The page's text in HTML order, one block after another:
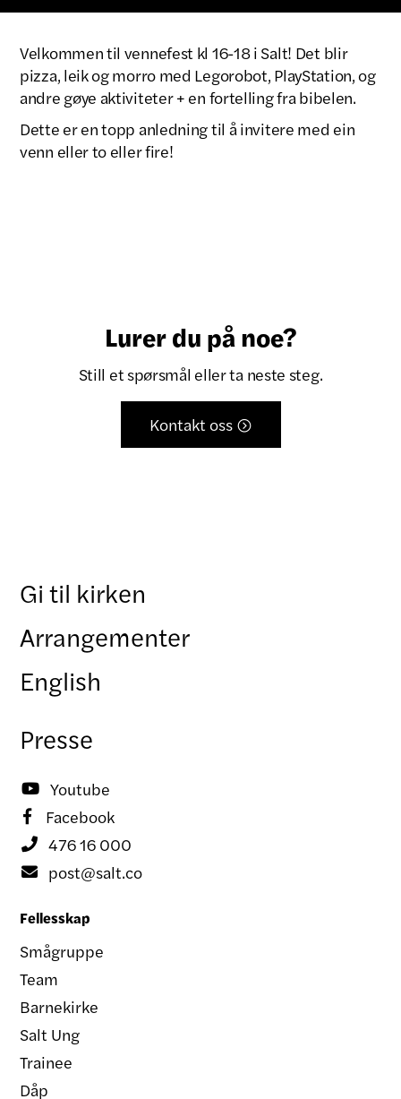
Velkommen til vennefest kl 16-18 i Salt! Det blir
pizza, leik og morro med Legorobot, PlayStation, og
andre gøye aktiviteter + en fortelling fra bibelen.
Dette er en topp anledning til å invitere med ein
venn eller to eller fire!
Lurer du på noe?
Still et spørsmål eller ta neste steg.
Kontakt oss 
Gi til kirken
Arrangementer
English
Presse
 Youtube
 Facebook
 476 16 000
 post@salt.co
Fellesskap
Smågruppe
Team
Barnekirke
Salt Ung
Trainee
Dåp